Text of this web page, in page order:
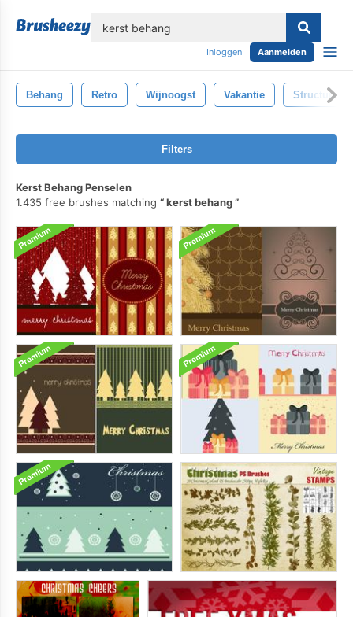
Inloggen Aanmelden
Behang Retro Wijnoogst Vakantie Structuur
Filters
Kerst Behang Penselen
1.435 free brushes matching
kerst behang